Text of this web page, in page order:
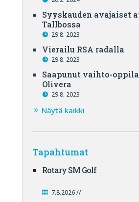
Syyskauden avajaiset
Tallbossa
29.8. 2023
Vierailu RSA radalla
29.8. 2023
Saapunut vaihto-
Olivera
29.8. 2023
Näytä kaikki
Tapahtumat
Rotary SM Golf
7.8.2026 //